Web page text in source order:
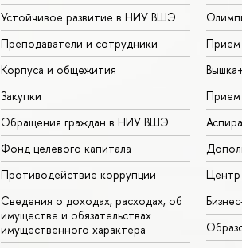
Устойчивое развитие в НИУ ВШЭ
Преподаватели и сотрудники
Корпуса и общежития
Закупки
Обращения граждан в НИУ ВШЭ
Фонд целевого капитала
Противодействие коррупции
Сведения о доходах, расходах, об
имуществе и обязательствах
имущественного характера
Прием
Прием
Центр